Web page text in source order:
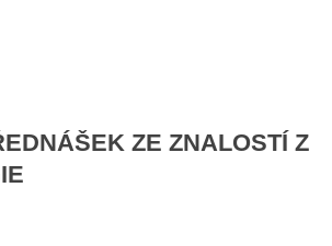
ZE ZNALOSTÍ Z